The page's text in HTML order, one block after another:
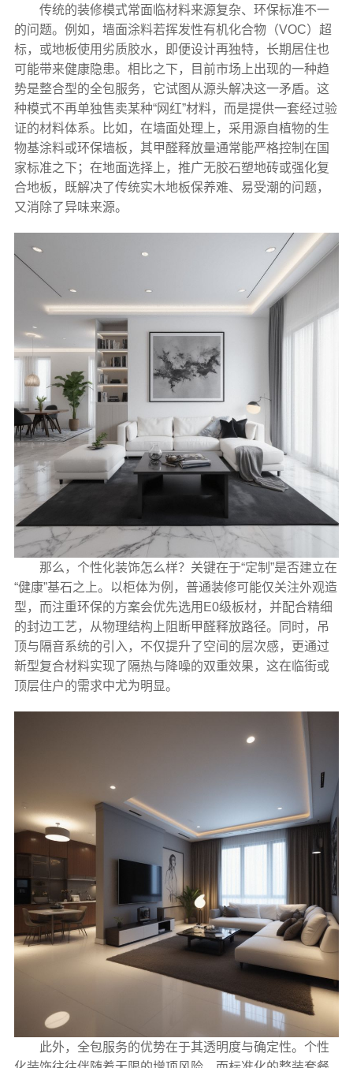
传统的装修模式常面临材料来源复杂、环保标准不一
的问题。例如，墙面涂料若挥发性有机化合物（VOC）超
标，或地板使用劣质胶水，即便设计再独特，长期居住也
可能带来健康隐患。相比之下，目前市场上出现的一种趋
势是整合型的全包服务，它试图从源头解决这一矛盾。这
种模式不再单独售卖某种“网红”材料，而是提供一套经过验
证的材料体系。比如，在墙面处理上，采用源自植物的生
物基涂料或环保墙板，其甲醛释放量通常能严格控制在国
家标准之下；在地面选择上，推广无胶石塑地砖或强化复
合地板，既解决了传统实木地板保养难、易受潮的问题，
又消除了异味来源。
那么，个性化装饰怎么样？关键在于“定制”是否建立在
“健康”基石之上。以柜体为例，普通装修可能仅关注外观造
型，而注重环保的方案会优先选用E0级板材，并配合精细
的封边工艺，从物理结构上阻断甲醛释放路径。同时，吊
顶与隔音系统的引入，不仅提升了空间的层次感，更通过
新型复合材料实现了隔热与降噪的双重效果，这在临街或
顶层住户的需求中尤为明显。
此外，全包服务的优势在于其透明度与确定性。个性